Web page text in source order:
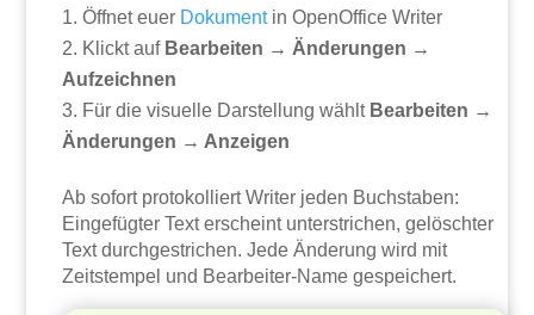
Öffnet euer Dokumentin OpenOffice Writer
Klickt auf Bearbeiten → Änderungen →
Aufzeichnen
Für die visuelle Darstellung wählt Bearbeiten →
Änderungen → Anzeigen
Ab sofort protokolliert Writer jeden Buchstaben:
Eingefügter Text erscheint unterstrichen, gelöschter
Text durchgestrichen. Jede Änderung wird mit
Zeitstempel und Bearbeiter-Name gespeichert.